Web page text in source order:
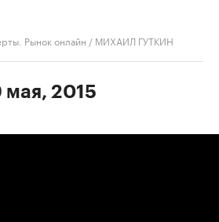
Рынок онлайн / МИХАИЛ ГУТКИН
мая, 2015